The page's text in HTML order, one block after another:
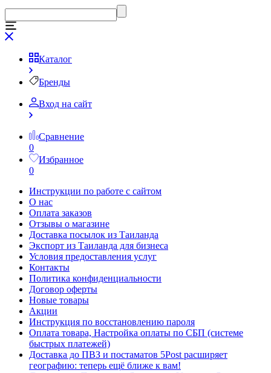
Каталог
Бренды
Вход на сайт
Сравнение
0
Избранное
0
Инструкции по работе с сайтом
О нас
Оплата заказов
Отзывы о магазине
Доставка посылок из Таиланда
Экспорт из Таиланда для бизнеса
Условия предоставления услуг
Контакты
Политика конфиденциальности
Договор оферты
Новые товары
Акции
Инструкция по восстановлению пароля
Оплата товара, Настройка оплаты по СБП (системе
быстрых платежей)
Доставка до ПВЗ и постаматов 5Post расширяет
географию: теперь ещё ближе к вам!